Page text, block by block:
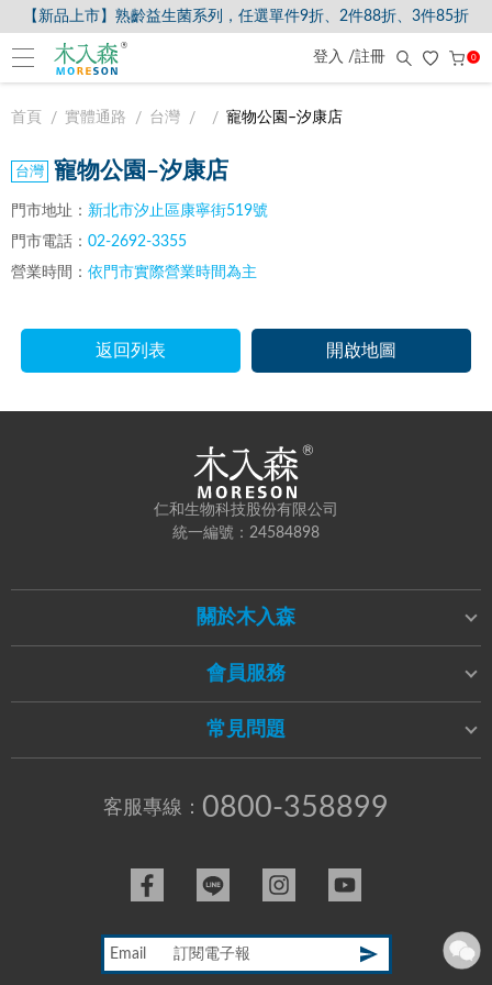
【新品上市】熟齡益生菌系列，任選單件9折、2件88折、3件85折
登入 /註冊 0
首頁 實體通路 台灣 寵物公園–汐康店
寵物公園–汐康店
門市地址： 新北市汐止區康寧街519號
門市電話： 02-2692-3355
營業時間： 依門市實際營業時間為主
返回列表 開啟地圖
仁和生物科技股份有限公司
統一編號：24584898
關於木入森
會員服務
常見問題
客服專線： 0800-358899
Email